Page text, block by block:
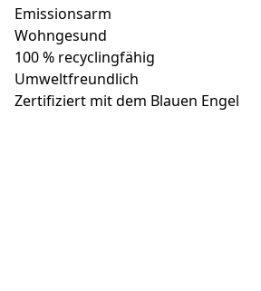
Emissionsarm
Wohngesund
100 % recyclingfähig
Umweltfreundlich
Zertifiziert mit dem Blauen Engel